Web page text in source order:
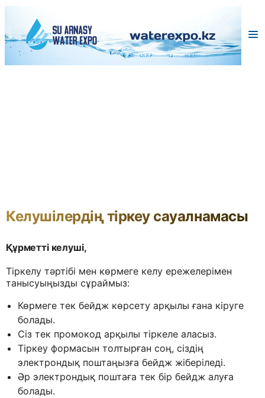
Келушілердің тіркеу сауалнамасы
Құрметті келуші,
Тіркелу тәртібі мен көрмеге келу ережелерімен
танысуыңызды сұраймыз:
Көрмеге тек бейдж көрсету арқылы ғана кіруге
болады.
Cіз тек промокод арқылы тіркеле аласыз.
Тіркеу формасын толтырған соң, сіздің
электрондық поштаңызға бейдж жіберіледі.
Әр электрондық поштаға тек бір бейдж алуға
болады.